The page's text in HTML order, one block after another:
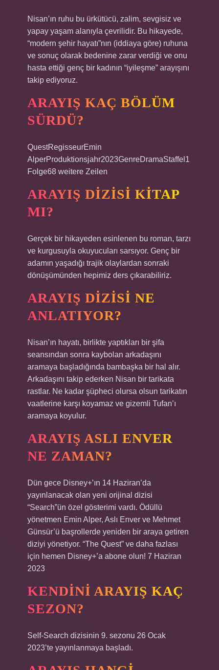
Nisan’ın ruhu bu ürkütücü, zalim, sevgisiz ve
yapay yaşam alanıyla çevrilidir. Bu hikayede,
“modern şehir hayatı”nın (iddiaya göre) ruhuna
ve sonuç olarak bedenine zarar verdiği ve onu
hasta ettiği genç bir kadının “iyileşme” arayışını
takip ediyoruz.
ARAYIŞ KAÇ BÖLÜM
SÜRDÜ?
QuestRegisseurEmin
AlperProduktionsjahr2023GenreDramaStaffel1
Folge68 weitere Zeilen
ARAYIŞ DIZISI KITAP
MI?
Gerçek bir hikayeden esinlenen bu roman, tarzı
ve kurgusuyla okuyucuları sarsıyor. Genç bir
adamın yaşadığı trajik olaylardan sonraki
dönüşümünden hepimiz ders çıkarabiliriz.
ARAYIŞ DIZISI NE
ANLATIYOR?
Nisan’ın hayatı, birlikte yaptıkları bir şifa
seansından sonra kaybolan arkadaşını
aramaya başladığında bambaşka bir hal alır.
Arkadaşını takip ederken Nisan bir tarikata
rastlar. Ne kadar şüpheci olursa olsun tarikatın
vaatlerine karşı koyamaz ve gizemli Tufan’ı
aramaya koyulur.
ARAYIŞ ASLI ENVER
NE ZAMAN?
Dün gece Disney+’ın 14 Haziran’da
yayınlanacak olan yeni orijinal dizisi
“Search”ün özel gösterimi vardı. Ödüllü
yönetmen Emin Alper, Aslı Enver ve Mehmet
Günsür’ü başrollerde yeniden bir araya getiren
diziyi yönetiyor. “The Quest” ve daha fazlası
için hemen Disney+’a abone olun! 7 Haziran
2023
KENDINI ARAYIŞ KAÇ
SEZON?
Self-Search dizisinin 9. sezonu 26 Ocak
2023’te yayınlanmaya başladı.